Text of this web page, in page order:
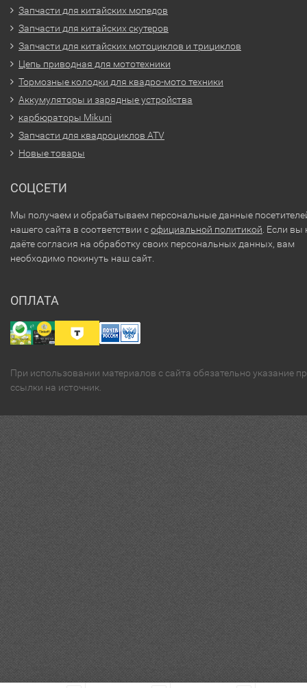
Запчасти для китайских мопедов
Запчасти для китайских скутеров
Запчасти для китайских мотоциклов и трициклов
Цепь приводная для мототехники
Тормозные колодки для квадро-мото техники
Аккумуляторы и зарядные устройства
карбюраторы Mikuni
Запчасти для квадроциклов ATV
Новые товары
СОЦСЕТИ
Мы получаем и обрабатываем персональные данные
нашего сайта в соответствии софициальной политикой . Если вы
даёте согласия на обработку своих персональных данных, вам
необходимо покинуть наш сайт.
ОПЛАТА
При использовании материалов с сайта обязательно указание
ссылки на источник.